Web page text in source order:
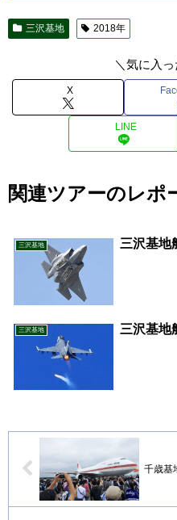
三沢基地 2018年
＼気に入
X
LINE
関連ツアーのレポ
三沢基地 三沢基地
三沢基地 三沢基地
千歳基